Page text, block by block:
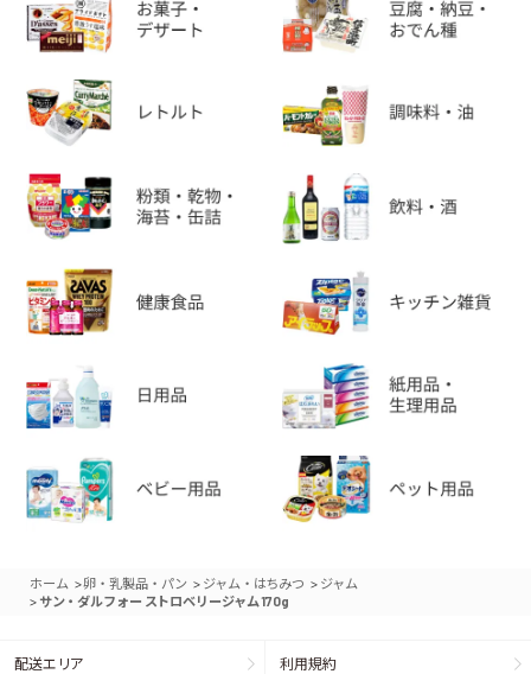
ホーム >卵・乳製品・パン > ジャム・はちみつ > ジャム
> サン・ダルフォー ストロベリージャム 170g
配送エリア 利用規約